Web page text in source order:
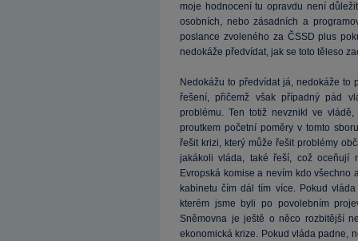
moje hodnocení tu opravdu není
osobních, nebo zásadních a
poslance zvoleného za ČSSD plus
nedokáže předvídat, jak se toto těleso
Nedokážu to předvídat já, nedokáže to
řešení, přičemž však případný pád
problému. Ten totiž nevznikl ve
proutkem početní poměry v tomto
řešit krizi, který může řešit problémy
jakákoli vláda, také řeší, což oceňují
Evropská komise a nevím kdo
kabinetu čím dál tím více. Pokud
kterém jsme byli po povolebním
Sněmovna je ještě o něco rozbitější
ekonomická krize. Pokud vláda padne,